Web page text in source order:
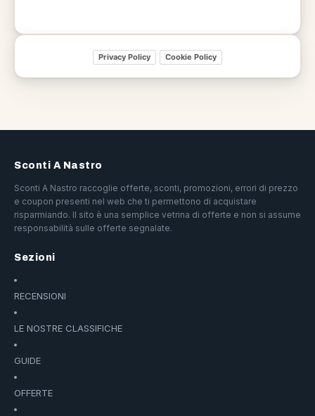
Privacy Policy Cookie Policy
Sconti A Nastro
Sconti A Nastro raccoglie offerte, sconti, promozioni, errori di prezzo
e coupon presenti nel web che ti permettono di acquistare
risparmiando. Il sito è una semplice vetrina di offerte e non si assume
responsabilità sulle offerte segnalate.
Sezioni
RECENSIONI
LE NOSTRE CLASSIFICHE
GUIDE
OFFERTE